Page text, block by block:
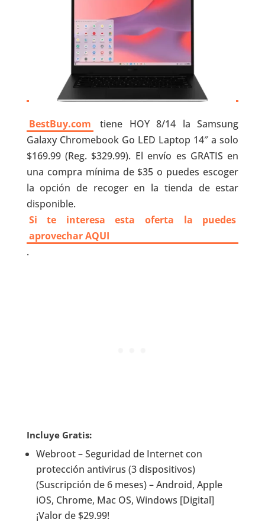
BestBuy.com
tiene HOY 8/14 la Samsung
Galaxy Chromebook Go LED Laptop 14″ a solo
$169.99 (Reg. $329.99). El envío es GRATIS en
una compra mínima de $35 o puedes escoger
la opción de recoger en la tienda de estar
disponible.
Si te interesa esta oferta la puedes
aprovechar AQUI
.
Incluye Gratis:
Webroot – Seguridad de Internet con
protección antivirus (3 dispositivos)
(Suscripción de 6 meses) – Android, Apple
iOS, Chrome, Mac OS, Windows [Digital]
¡Valor de $29.99!